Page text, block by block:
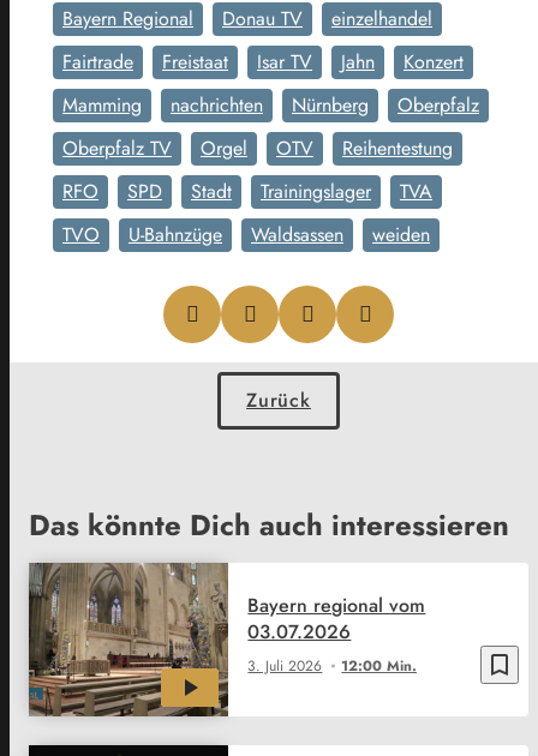
Bayern Regional
Donau TV
einzelhandel
Fairtrade
Freistaat Isar TV Jahn
Konzert
Mamming
nachrichten Nürnberg
Oberpfalz
Oberpfalz TV
Orgel OTV
Reihentestung
RFO
SPD Stadt Trainingslager
TVA
TVO
U-Bahnzüge Waldsassen weiden
Zurück
Das könnte Dich auch interessieren
bookmark_border
3. Juli 2026 12:00 Min.
Bayern regional vom
03.07.2026